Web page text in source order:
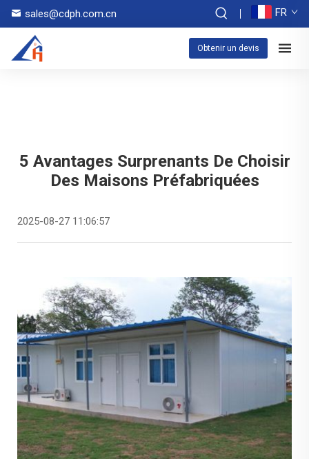
sales@cdph.com.cn FR
Obtenir un devis
5 Avantages Surprenants De Choisir
Des Maisons Préfabriquées
2025-08-27 11:06:57